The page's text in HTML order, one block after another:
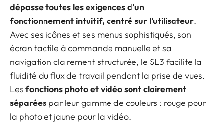
dépasse toutes les exigences d'un
fonctionnement intuitif, centré sur l'utilisateur.
Avec ses icônes et ses menus sophistiqués, son
écran tactile à commande manuelle et sa
navigation clairement structurée, le SL3 facilite la
fluidité du flux de travail pendant la prise de vues.
Lesfonctions photo et vidéo sont clairement
séparées par leur gamme de couleurs : rouge pour
la photo et jaune pour la vidéo.